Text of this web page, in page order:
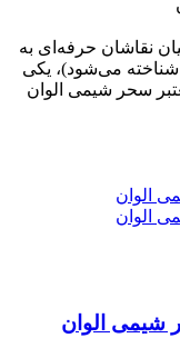
نقاشان حرفه‌ای به
تیره نیز شناخته می‌شود)، یکی
سحر شیمی الوان
شیمی الوان